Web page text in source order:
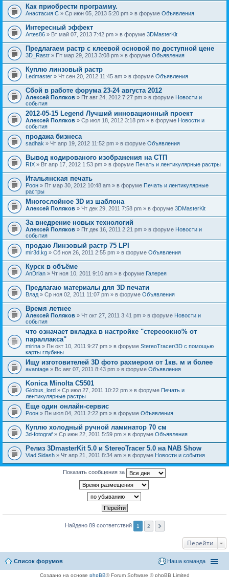
Как приобрести программу.
Анастасия С » Ср июн 05, 2013 5:20 pm » в форуме Объявления
Интересный эффект
Artes86 » Вт май 07, 2013 7:42 pm » в форуме 3DMasterKit
Предлагаем растр с клеевой основой по доступной цене
3D_Rastr » Пт мар 29, 2013 3:08 pm » в форуме Объявления
Куплю линзовый растр
Ledmaster » Чт сен 20, 2012 11:45 am » в форуме Объявления
Сбой в работе форума 23-24 августа 2012
Алексей Поляков » Пт авг 24, 2012 7:27 pm » в форуме Новости и
события
2012-05-15 Legend Лучший инновационный проект
Алексей Поляков » Ср июл 18, 2012 3:18 pm » в форуме Новости и
события
продажа бизнеса
sadhak » Чт апр 19, 2012 11:52 pm » в форуме Объявления
Вывод кодированого изображения на СТП
RIX » Вт апр 17, 2012 1:53 pm » в форуме Печать и лентикулярные растры
Итальянская печать
Pоон » Пт мар 30, 2012 10:48 am » в форуме Печать и лентикулярные
растры
Многослойное 3D из шаблона
Алексей Поляков » Чт дек 29, 2011 7:58 pm » в форуме 3DMasterKit
За внедрение новых технологий
Алексей Поляков » Пт дек 16, 2011 2:21 pm » в форуме Новости и
события
продаю Линзовый растр 75 LPI
mir3d.kg » Сб ноя 26, 2011 2:55 pm » в форуме Объявления
Курск в объёме
AnDrian » Чт ноя 10, 2011 9:10 am » в форуме Галерея
Предлагаю материалы для 3D печати
Влад » Ср ноя 02, 2011 11:07 pm » в форуме Объявления
Время летнее
Алексей Поляков » Чт окт 27, 2011 3:41 pm » в форуме Новости и
события
что означает вкладка в настройке "стереоокно% от
параллакса"
mirina » Пн окт 10, 2011 9:27 pm » в форуме StereoTracer/3D с помощью
карты глубины
Ищу изготовителей 3D фото рахмером от 1кв. м и более
avantage » Вс авг 07, 2011 8:43 pm » в форуме Объявления
Konica Minolta C5501
Globus_lord » Ср июл 27, 2011 10:22 pm » в форуме Печать и
лентикулярные растры
Еще один онлайн-сервис
Pоон » Пн июл 04, 2011 2:22 pm » в форуме Объявления
Куплю холодный ручной ламинатор 70 см
3d-fotograf » Ср июн 22, 2011 5:59 pm » в форуме Объявления
Релиз 3DmasterKit 5.0 и StereoTracer 5.0 на NAB Show
Vlad Sidash » Чт апр 21, 2011 8:34 am » в форуме Новости и события
Показать сообщения за
Найдено 89 соответствий 1 2
Перейти
Список форумов Наша команда
Создано на основе phpBB® Forum Software © phpBB Limited